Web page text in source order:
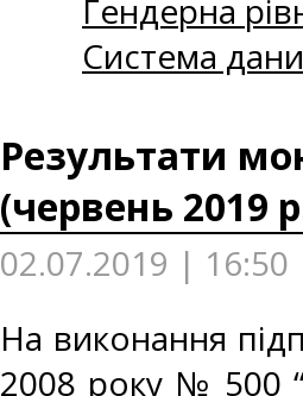
Гендерна
Система
Результати
(червень 2019
02.07.2019 | 16:50
На виконання
2008 року № 500